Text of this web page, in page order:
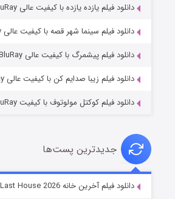
شوگر فصل ۲
دانلود فیلم یازده یازده با کیفیت عالی BluRay
دانلود فیلم سینما شهر قصه با کیفیت عالی BluRay
دانلود فیلم پیشمرگ با کیفیت عالی BluRay
دانلود فیلم زیبا صدایم کن با کیفیت عالی BluRay
دانلود فیلم کوکتل مولوتوف با کیفیت BluRay
جدیدترین پست‌ها
دانلود فیلم آخرین خانه The Last House 2026